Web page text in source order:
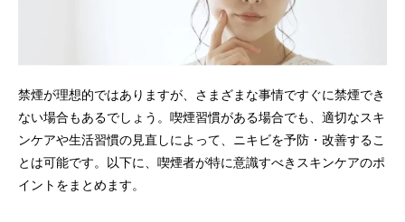
禁煙が理想的ではありますが、さまざまな事情ですぐに禁煙でき
ない場合もあるでしょう。喫煙習慣がある場合でも、適切なスキ
ンケアや生活習慣の見直しによって、ニキビを予防・改善するこ
とは可能です。以下に、喫煙者が特に意識すべきスキンケアのポ
イントをまとめます。